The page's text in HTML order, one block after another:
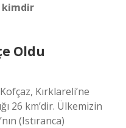
kimdir
Oldu
Kırklareli’ne
26 km’dir. Ülkemizin
(Istıranca)